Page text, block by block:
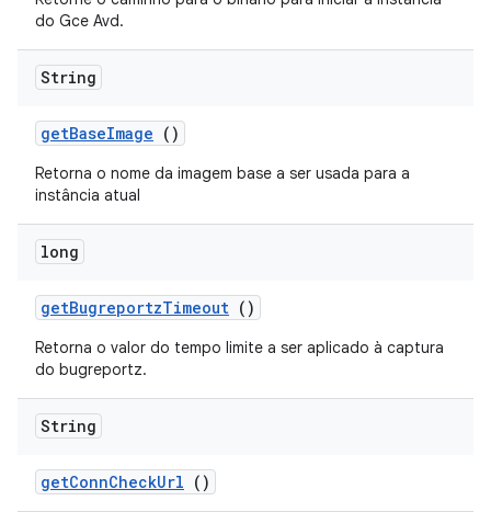
do Gce Avd.
String
getBaseImage ()
Retorna o nome da imagem base a ser usada para a
instância atual
long
getBugreportzTimeout ()
Retorna o valor do tempo limite a ser aplicado à captura
do bugreportz.
String
getConnCheckUrl ()